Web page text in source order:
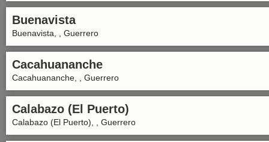
Buenavista
Buenavista, , Guerrero
Cacahuananche
Cacahuananche, , Guerrero
Calabazo (El Puerto)
Calabazo (El Puerto), , Guerrero